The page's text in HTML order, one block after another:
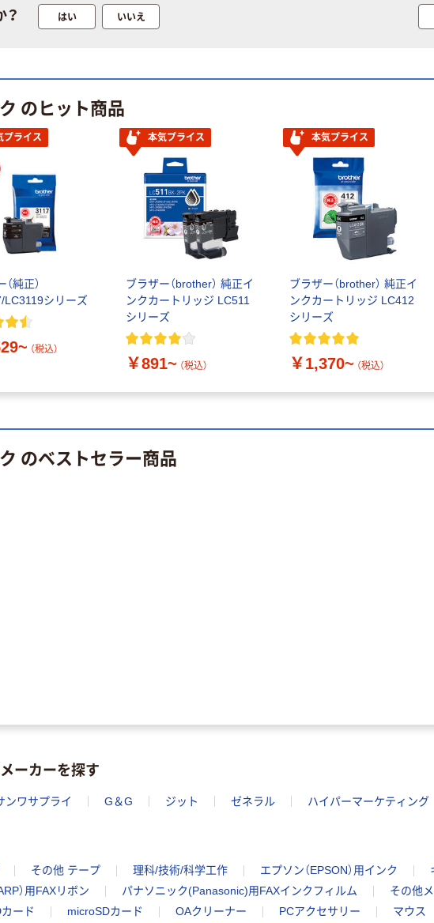
はい いいえ
のヒット商品
プライス
（純正）
LC3119シリーズ
（税込）
本気プライス
ブラザー（brother） 純正イ
ンクカートリッジ LC511
シリーズ
￥891~ （税込）
本気プライス
ブラザー（brother） 純正イ
ンクカートリッジ LC412
シリーズ
￥1,370~ （税込）
のベストセラー商品
ーカーを探す
ンワサプライ G＆G ジット ゼネラル ハイパーマーケティング
その他 テープ 理科/技術/科学工作 エプソン（EPSON）用インク
）用FAXリボン パナソニック(Panasonic)用FAXインクフィルム その他
ード microSDカード OAクリーナー PCアクセサリー マウス
アスクル はたら
く ふせん
50×15mm
ー ダブル60
460~ （税込）
電池 単4
形 アルカリ乾
％ 200枚
ル 大王製紙共同
画 オリジナル
オリジナル
アスクル 「現場
のチカラ」 養生
テープ
オリジナル
サントリー 伊右
ぞ。」 緑茶
￥528~ （税込）
オリジナル
アスクル プラス
チックグローブ
本気プライス
アスクル はたら
く ふせん 付箋
75×25mm
本気プライス
ニチバン セロテ
￥124~
製造）